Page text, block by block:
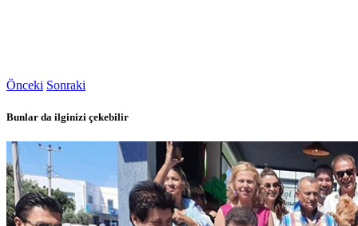
Önceki Sonraki
Bunlar da ilginizi çekebilir